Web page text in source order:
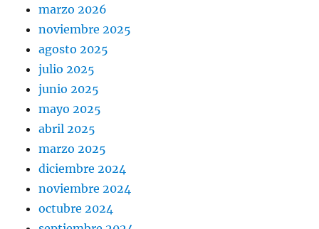
marzo 2026
noviembre 2025
agosto 2025
julio 2025
junio 2025
mayo 2025
abril 2025
marzo 2025
diciembre 2024
noviembre 2024
octubre 2024